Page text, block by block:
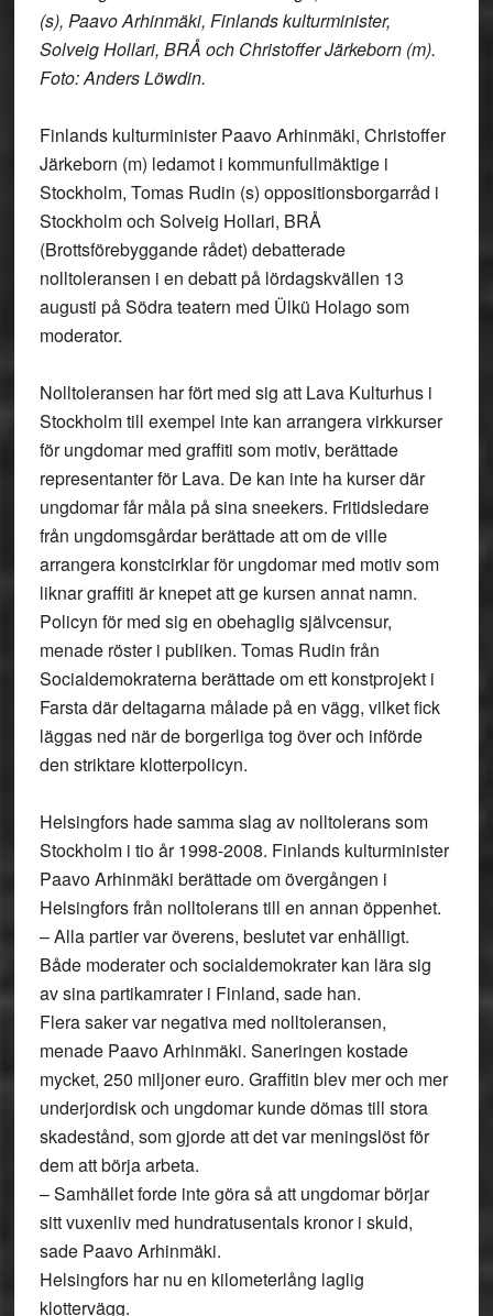
(s), Paavo Arhinmäki, Finlands kulturminister,
Solveig Hollari, BRÅ och Christoffer Järkeborn (m).
Foto: Anders Löwdin.
Finlands kulturminister Paavo Arhinmäki, Christoffer
Järkeborn (m) ledamot i kommunfullmäktige i
Stockholm, Tomas Rudin (s) oppositionsborgarråd i
Stockholm och Solveig Hollari, BRÅ
(Brottsförebyggande rådet) debatterade
nolltoleransen i en debatt på lördagskvällen 13
augusti på Södra teatern med Ülkü Holago som
moderator.
Nolltoleransen har fört med sig att Lava Kulturhus i
Stockholm till exempel inte kan arrangera virkkurser
för ungdomar med graffiti som motiv, berättade
representanter för Lava. De kan inte ha kurser där
ungdomar får måla på sina sneekers. Fritidsledare
från ungdomsgårdar berättade att om de ville
arrangera konstcirklar för ungdomar med motiv som
liknar graffiti är knepet att ge kursen annat namn.
Policyn för med sig en obehaglig självcensur,
menade röster i publiken. Tomas Rudin från
Socialdemokraterna berättade om ett konstprojekt i
Farsta där deltagarna målade på en vägg, vilket fick
läggas ned när de borgerliga tog över och införde
den striktare klotterpolicyn.
Helsingfors hade samma slag av nolltolerans som
Stockholm i tio år 1998-2008. Finlands kulturminister
Paavo Arhinmäki berättade om övergången i
Helsingfors från nolltolerans till en annan öppenhet.
– Alla partier var överens, beslutet var enhälligt.
Både moderater och socialdemokrater kan lära sig
av sina partikamrater i Finland, sade han.
Flera saker var negativa med nolltoleransen,
menade Paavo Arhinmäki. Saneringen kostade
mycket, 250 miljoner euro. Graffitin blev mer och mer
underjordisk och ungdomar kunde dömas till stora
skadestånd, som gjorde att det var meningslöst för
dem att börja arbeta.
– Samhället forde inte göra så att ungdomar börjar
sitt vuxenliv med hundratusentals kronor i skuld,
sade Paavo Arhinmäki.
Helsingfors har nu en kilometerlång laglig
klottervägg.